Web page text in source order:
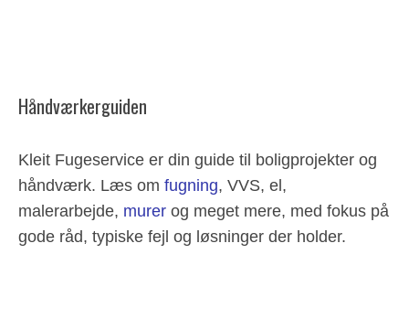
Håndværkerguiden
Kleit Fugeservice er din guide til boligprojekter og
håndværk. Læs om fugning, VVS, el,
malerarbejde, murer og meget mere, med fokus på
gode råd, typiske fejl og løsninger der holder.